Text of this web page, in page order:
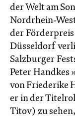
der Welt am
Nordrhein-
der
Düsseldorf
Salzburger
Peter Handkes
von Friederike
er in der
Titov) zu